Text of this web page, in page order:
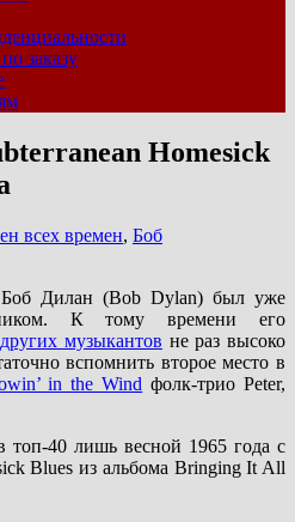
заказу
Homesick
всех времен, Боб
Боб Дилан (Bob Dylan) был уже
К тому времени его
других музыкантов не раз высоко
вспомнить второе место в
in the Wind фолк-трио Peter,
40 лишь весной 1965 года с
Blues из альбома Bringing It All